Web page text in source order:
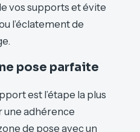
vos supports et évite
l’éclatement de
pose parfaite
est l’étape la plus
adhérence
de pose avec un